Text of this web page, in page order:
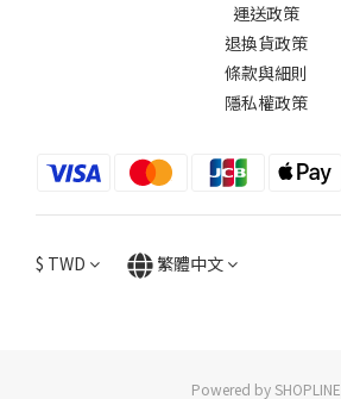
運送政策
退換貨政策
條款與細則
隱私權政策
$ TWD 繁體中文
Powered by SHOPLINE